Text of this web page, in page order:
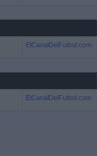
ElCanalDelFutbol.com
ElCanalDelFutbol.com